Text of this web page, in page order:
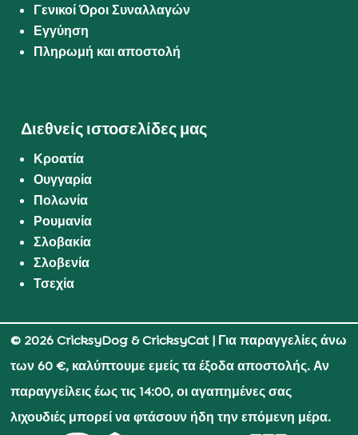
Γενικοί Όροι Συναλλαγών
Εγγύηση
Πληρωμή και αποστολή
Διεθνείς ιστοσελίδες μας
Κροατία
Ουγγαρία
Πολωνία
Ρουμανία
Σλοβακία
Σλοβενία
Τσεχία
© 2026 CricksyDog & CricksyCat| Για παραγγελίες άνω
των 60 €, καλύπτουμε εμείς τα έξοδα αποστολής. Αν
παραγγείλεις έως τις 14:00, οι αγαπημένες σας
λιχουδιές μπορεί να φτάσουν ήδη την επόμενη μέρα.